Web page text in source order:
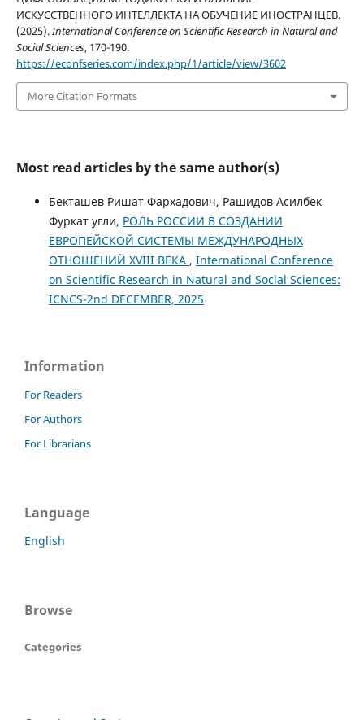
ИСКУССТВЕННОГО ИНТЕЛЛЕКТА НА ОБУЧЕНИЕ ИНОСТРАНЦЕВ.
(2025).International Conference on Scientific Research in Natural and
Social Sciences, 170-190.
https://econfseries.com/index.php/1/article/view/3602
More Citation Formats
Most read articles by the same author(s)
Бекташев Ришат Фархадович, Рашидов Асилбек
Фуркат угли, РОЛЬ РОССИИ В СОЗДАНИИ
ЕВРОПЕЙСКОЙ СИСТЕМЫ МЕЖДУНАРОДНЫХ
ОТНОШЕНИЙ XVIII ВЕКА , International Conference
on Scientific Research in Natural and Social Sciences:
ICNCS-2nd DECEMBER, 2025
Information
For Readers
For Authors
For Librarians
Language
English
Browse
Categories